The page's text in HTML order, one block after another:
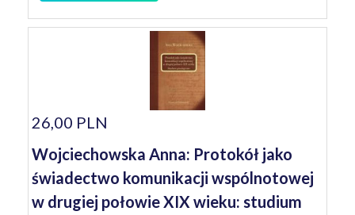
26,00 PLN
Wojciechowska Anna: Protokół jako
świadectwo komunikacji wspólnotowej
w drugiej połowie XIX wieku: studium